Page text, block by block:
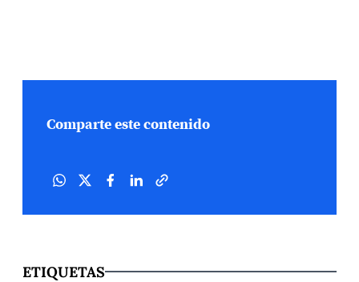
Comparte este contenido
ETIQUETAS